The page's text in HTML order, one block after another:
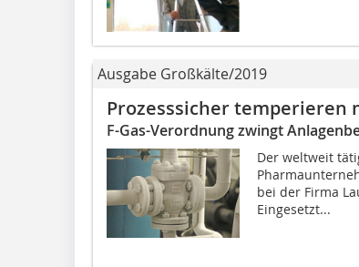
Ausgabe Großkälte/2019
Prozesssicher
F-Gas-Verordnung zwingt
Der weltweit
bei der Firma
Eingesetzt...